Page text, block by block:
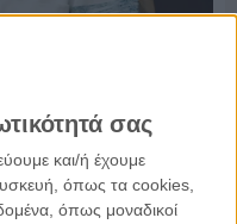
σας
και/ή έχουμε
όπως τα cookies,
όπως μοναδικοί